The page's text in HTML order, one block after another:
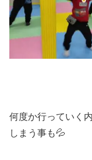
何度か行っていく
しまう事も💦